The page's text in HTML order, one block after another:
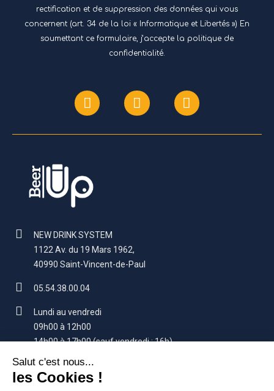
rectification et de suppression des données qui vous
concernent (art. 34 de la loi « Informatique et Libertés ») En
soumettant ce formulaire, j’accepte la politique de
confidentialité.
NEW DRINK SYSTEM
1122 Av. du 19 Mars 1962,
40990 Saint-Vincent-de-Paul
05.54.38.00.04
Lundi au vendredi
09h00 à 12h00
14h00 à 17h00 (sauf vendredi : 16h)
contact@beerup.fr